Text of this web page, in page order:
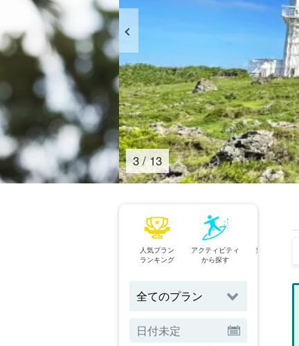
4 / 13
人気プラン
ランキング
アクティビティ
から探す
当日予約OK